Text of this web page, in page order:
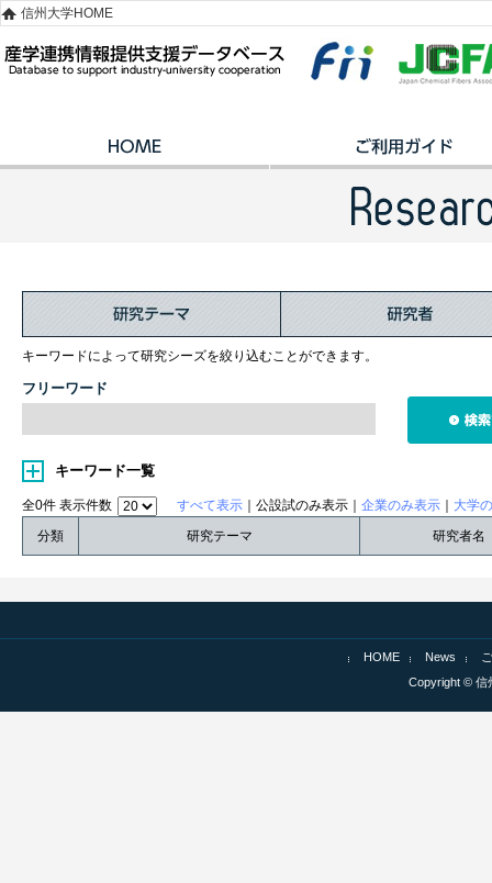
信州大学HOME
キーワードによって研究シーズを絞り込むことができます。
フリーワード
キーワード一覧
全0件 表示件数 すべて表示 ｜公設試のみ表示｜ 企業のみ表示
大学
分類
研究テーマ 研究者名
HOME News
Copyright © 信